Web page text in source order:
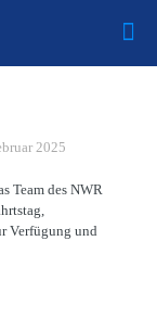
2025
Team des NWR
Verfügung und